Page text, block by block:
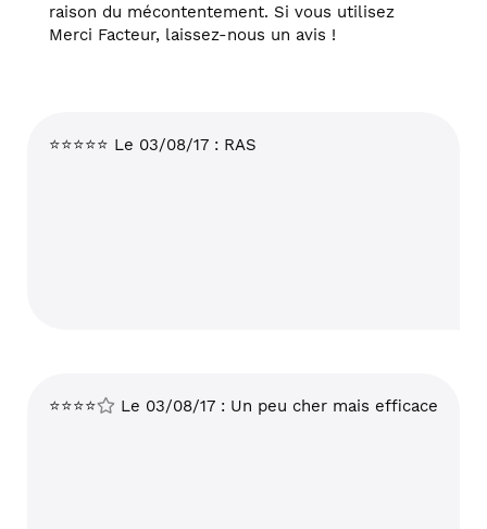
raison du mécontentement. Si vous utilisez
Merci Facteur, laissez-nous un avis !
⭐⭐⭐⭐⭐ Le 03/08/17 : RAS
⭐⭐⭐⭐ Le 03/08/17 : Un peu cher mais efficace